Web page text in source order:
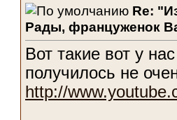
Re:
Рады, француженок
Вот такие вот у
получилось не
http://